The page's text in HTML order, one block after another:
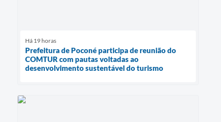
Há 19 horas
Prefeitura de Poconé participa de reunião do
COMTUR com pautas voltadas ao
desenvolvimento sustentável do turismo